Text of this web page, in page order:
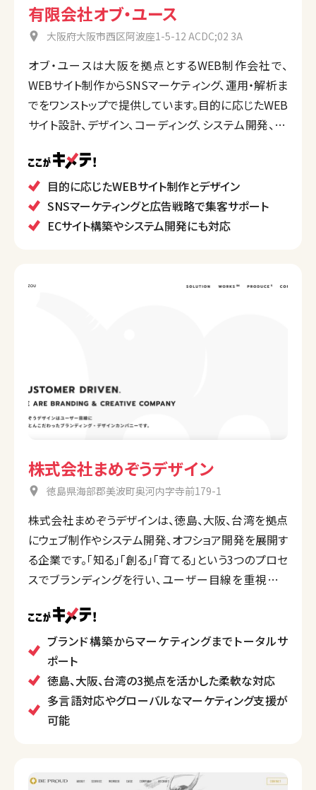
有限会社オブ・ユース
大阪府大阪市西区阿波座1-5-12 ACDC;02 3A
オブ・ユースは大阪を拠点とするWEB制作会社で、
WEBサイト制作からSNSマーケティング、運用・解析ま
でをワンストップで提供しています。目的に応じたWEB
サイト設計、デザイン、コーディング、システム開発、EC
また、SNSのブランディングや広告企画も行い、制作後
もPDCAサイクルに基づく継続的な改善サポートを重
視しています。経済産業省認定の「スマートSMEサポー
ター」として、中小企業のデジタル化支援にも注力して
目的に応じたWEBサイト制作とデザイン
SNSマーケティングと広告戦略で集客サポート
ECサイト構築やシステム開発にも対応
株式会社まめぞうデザイン
徳島県海部郡美波町奥河内字寺前179-1
株式会社まめぞうデザインは、徳島、大阪、台湾を拠点
にウェブ制作やシステム開発、オフショア開発を展開す
る企業です。「知る」「創る」「育てる」という3つのプロセ
スでブランディングを行い、ユーザー目線を重視した
ティングまで一貫して対応可能です。
多言語対応やグローバル展開支援も行い、地方から国
際市場まで幅広くサポートします。独自の創造性と徹
底したクライアント志向が特徴で、地方創生や地域の
プロジェクトにも積極的に取り組んでいます。
ブランド構築からマーケティングまでトータルサ
ポート
徳島、大阪、台湾の3拠点を活かした柔軟な対応
多言語対応やグローバルなマーケティング支援が
可能